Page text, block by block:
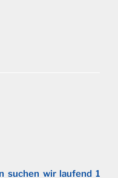
suchen wir laufend 1